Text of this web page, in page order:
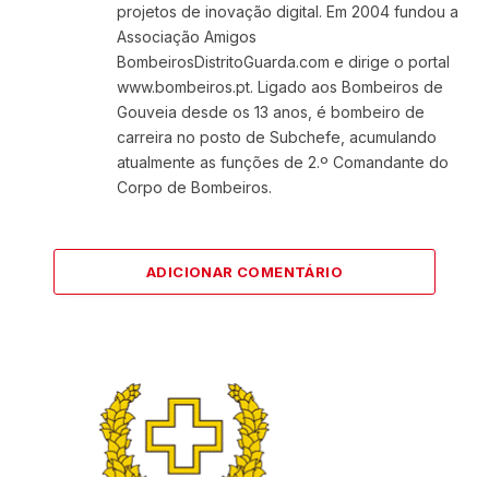
projetos de inovação digital. Em 2004 fundou a
Associação Amigos
BombeirosDistritoGuarda.com e dirige o portal
www.bombeiros.pt. Ligado aos Bombeiros de
Gouveia desde os 13 anos, é bombeiro de
carreira no posto de Subchefe, acumulando
atualmente as funções de 2.º Comandante do
Corpo de Bombeiros.
ADICIONAR COMENTÁRIO